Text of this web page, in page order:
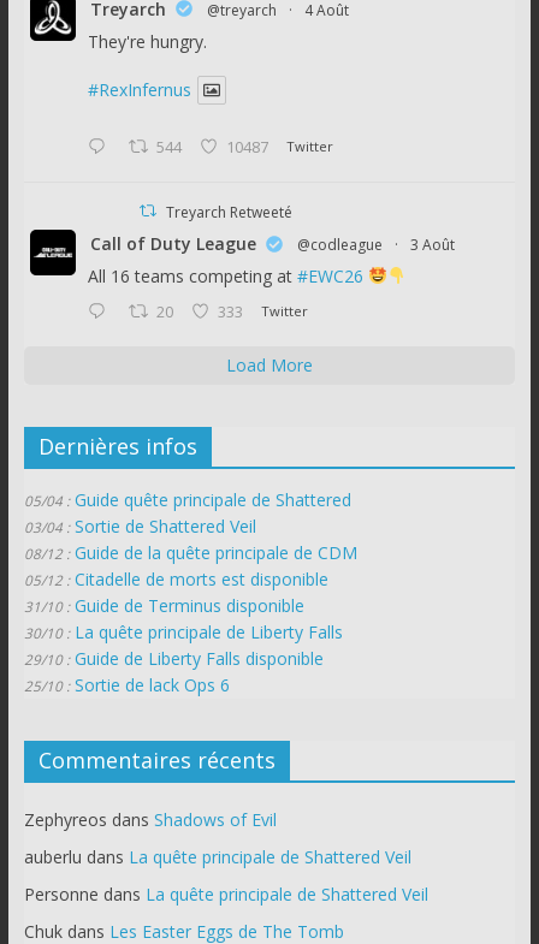
Treyarch @treyarch · 4 Août
They're hungry.
#RexInfernus
544 10487 Twitter
Treyarch Retweeté
Call of Duty League @codleague · 3 Août
All 16 teams competing at #EWC26
20 333 Twitter
Load More
Dernières infos
05/04 : Guide quête principale de Shattered
03/04 : Sortie de Shattered Veil
08/12 : Guide de la quête principale de CDM
05/12 : Citadelle de morts est disponible
31/10 : Guide de Terminus disponible
30/10 : La quête principale de Liberty Falls
29/10 : Guide de Liberty Falls disponible
25/10 : Sortie de lack Ops 6
Commentaires récents
Zephyreos dans Shadows of Evil
auberlu dans La quête principale de Shattered Veil
Personne dans La quête principale de Shattered Veil
Chukdans Les Easter Eggs de The Tomb